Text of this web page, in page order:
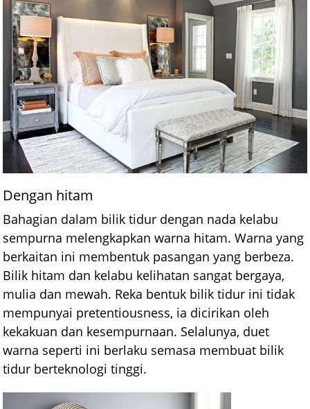
Dengan hitam
Bahagian dalam bilik tidur dengan nada kelabu
sempurna melengkapkan warna hitam. Warna yang
berkaitan ini membentuk pasangan yang berbeza.
Bilik hitam dan kelabu kelihatan sangat bergaya,
mulia dan mewah. Reka bentuk bilik tidur ini tidak
mempunyai pretentiousness, ia dicirikan oleh
kekakuan dan kesempurnaan. Selalunya, duet
warna seperti ini berlaku semasa membuat bilik
tidur berteknologi tinggi.